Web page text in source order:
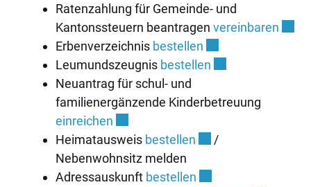
Ratenzahlung für Gemeinde- und
Kantonssteuern beantragen vereinbaren
Erbenverzeichnis bestellen
Leumundszeugnis bestellen
Neuantrag für schul- und
familienergänzende Kinderbetreuung
einreichen
Heimatausweis bestellen Externer Link wird
/
Nebenwohnsitz melden
Adressauskunft bestellen